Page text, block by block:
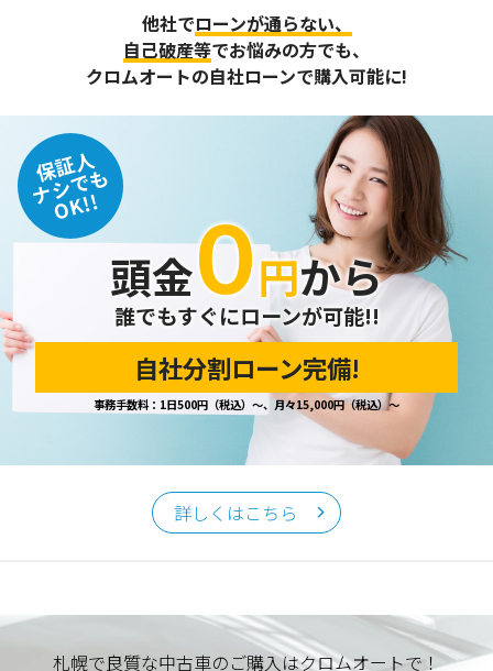
他社でローンが通らない、
自己破産等でお悩みの方でも、
クロムオートの自社ローンで購入可能に!
保証人
ナシでも
OK!!
頭金０円から
誰でもすぐにローンが可能!!
自社分割ローン完備!
事務手数料：1日500円（税込）～、月々15,000円（税込）～
詳しくはこちら
札幌で良質な中古車のご購入はクロムオートで！